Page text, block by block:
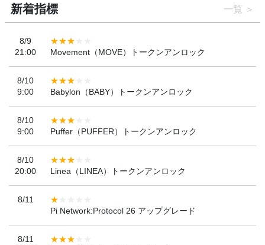
新着指標 一覧
8/9
21:00
Movement（MOVE）トークンアンロック
8/10
9:00
Babylon（BABY）トークンアンロック
8/10
9:00
Puffer（PUFFER）トークンアンロック
8/10
20:00
Linea（LINEA）トークンアンロック
8/11
Pi Network:Protocol 26 アップグレード
8/11